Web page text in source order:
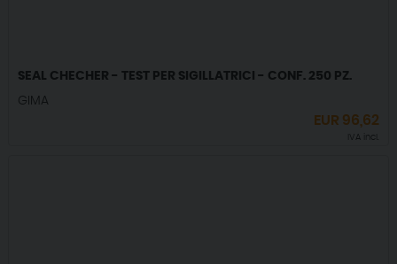
SEAL CHECHER - TEST PER SIGILLATRICI - CONF. 250 PZ.
GIMA
EUR 96,62
IVA incl.